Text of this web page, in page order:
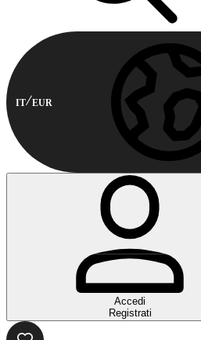
IT EUR
Accedi
Registrati